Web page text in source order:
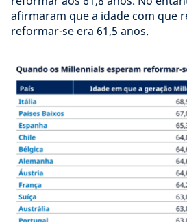
afirmaram que a idade com que
reformar-se era 61,5 anos.